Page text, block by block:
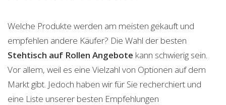
Welche Produkte werden am meisten gekauft und
empfehlen andere Käufer? Die Wahl der besten
Stehtisch auf Rollen Angebote kann schwierig sein.
Vor allem, weil es eine Vielzahl von Optionen auf dem
Markt gibt. Jedoch haben wir für Sie recherchiert und
eine Liste unserer besten Empfehlungen